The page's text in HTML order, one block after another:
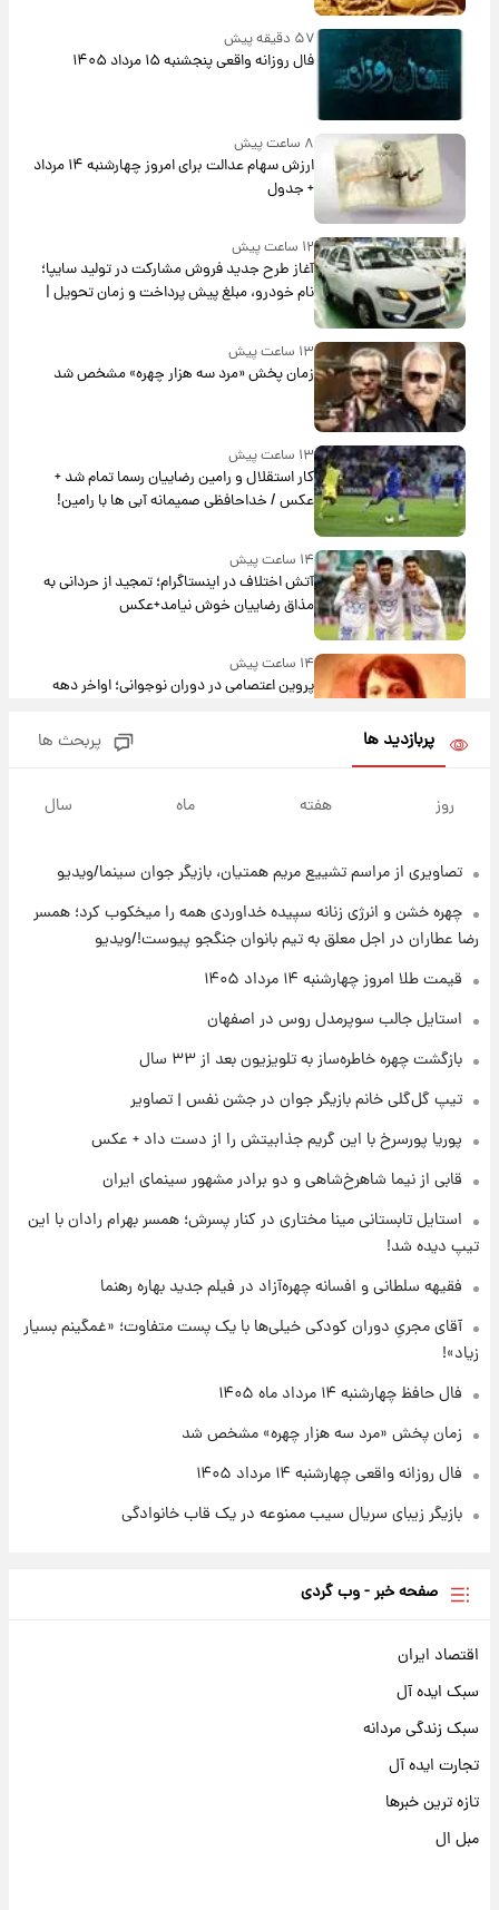
۵۷ دقیقه پیش
فال روزانه واقعی پنجشنبه ۱۵ مرداد ۱۴۰۵
۸ ساعت پیش
ارزش سهام عدالت برای امروز چهارشنبه ۱۴ مرداد
+ جدول
۱۲ ساعت پیش
آغاز طرح جدید فروش مشارکت در تولید سایپا؛
نام خودرو، مبلغ پیش پرداخت و زمان تحویل |
سود مشارکت چند درصد است؟
۱۳ ساعت پیش
زمان پخش «مرد سه هزار چهره» مشخص شد
۱۳ ساعت پیش
کار استقلال و رامین رضاییان رسما تمام شد +
عکس / خداحافظی صمیمانه آبی ها با رامین!
۱۴ ساعت پیش
آتش اختلاف در اینستاگرام؛ تمجید از حردانی به
مذاق رضاییان خوش نیامد+عکس
۱۴ ساعت پیش
پروین اعتصامی در دوران نوجوانی؛ اواخر دهه
هسته‌ای در آسمان ظاهر شد
۱۵ ساعت پیش
کرد
۱۶ ساعت پیش
۱۴۰۵/ نرخ‌ها ثابت ماند؟ +جدول
علی مطهری: اجرای کامل تفاهم‌نامه اسلام‌آباد،
۱۷ ساعت پیش
واکنش تند تاکر کارلسون به حمله آمریکا به
مدرسه میناب؛ «باید سیلی محکمی به صورت
۱۷ ساعت پیش
۱۴۰۵/کاهش قیمت طلا و سکه
پربازدید ها پربحث ها
روز هفته ماه سال
تصاویری از مراسم تشییع مریم همتیان، بازیگر جوان سینما/ویدیو
چهره خشن و انرژی زنانه سپیده خداوردی همه را میخکوب کرد؛ همسر
رضا عطاران در اجل معلق به تیم بانوان جنگجو پیوست!/ویدیو
قیمت طلا امروز چهارشنبه ۱۴ مرداد ۱۴۰۵
استایل جالب سوپرمدل روس در اصفهان
بازگشت چهره خاطره‌ساز به تلویزیون بعد از ۳۳ سال
تیپ گل‌گلی خانم بازیگر جوان در جشن نفس | تصاویر
پوریا پورسرخ با این گریم جذابیتش را از دست داد + عکس
قابی از نیما شاهرخ‌شاهی و دو برادر مشهور سینمای ایران
استایل تابستانی مینا مختاری در کنار پسرش؛ همسر بهرام رادان با این
تیپ دیده شد!
فقیهه سلطانی و افسانه چهره‌آزاد در فیلم جدید بهاره رهنما
آقای مجریِ دوران کودکی خیلی‌ها با یک پست متفاوت؛ «غمگینم بسیار
زیاد»!
فال حافظ چهارشنبه ۱۴ مرداد ماه ۱۴۰۵
زمان پخش «مرد سه هزار چهره» مشخص شد
فال روزانه واقعی چهارشنبه ۱۴ مرداد ۱۴۰۵
بازیگر زیبای سریال سیب ممنوعه در یک قاب خانوادگی
صفحه خبر - وب گردی
اقتصاد ایران
سبک ایده آل
سبک زندگی مردانه
تجارت ایده آل
تازه ترین خبرها
مبل ال